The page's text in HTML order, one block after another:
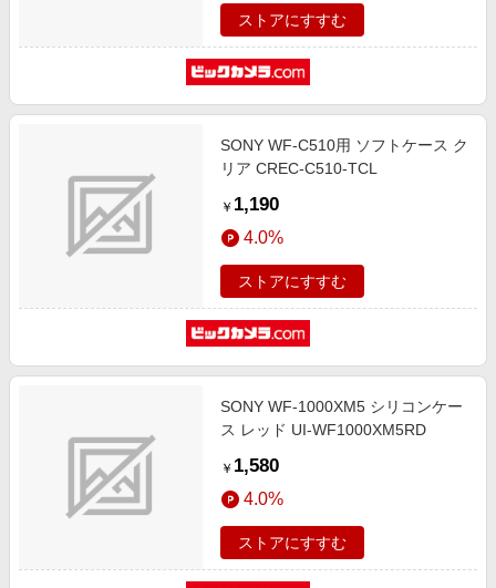
ストアにすすむ
SONY WF-C510用 ソフトケース ク
リア CREC-C510-TCL
￥ 1,190
4.0%
ストアにすすむ
SONY WF-1000XM5 シリコンケー
ス レッド UI-WF1000XM5RD
￥ 1,580
4.0%
ストアにすすむ